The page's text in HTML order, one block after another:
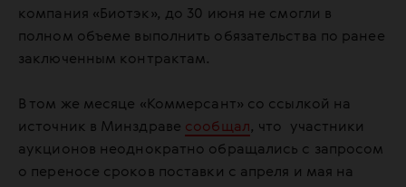
компания «Биотэк», до 30 июня не смогли в
полном объеме выполнить обязательства по ранее
заключенным контрактам.
В том же месяце «Коммерсант» со ссылкой на
источник в Минздраве сообщал, что участники
аукционов неоднократно обращались с запросом
о переносе сроков поставки с апреля и мая на